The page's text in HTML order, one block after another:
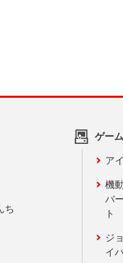
ち
ゲー
ア
機
バ
ト
ジ
イ